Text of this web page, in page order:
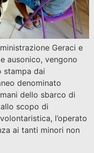
Geraci e
ausonico, vengono
stampa dai
denominato
dello sbarco di
scopo di
l’operato
ai tanti minori non